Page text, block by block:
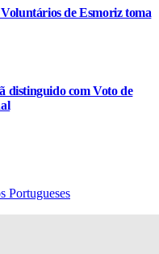
de Esmoriz toma
distinguido com Voto de